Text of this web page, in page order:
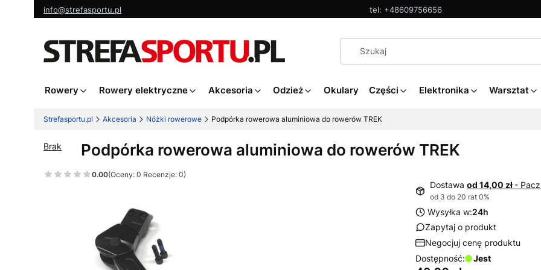
info@strefasportu.pl tel: +48609756656
Rowery Rowery elektryczne Akcesoria Odzież Okulary Części Elektronika Warsztat
Strefasportu.pl Akcesoria Nóżki rowerowe Podpórka rowerowa aluminiowa do rowerów TREK
Brak Podpórka rowerowa aluminiowa do rowerów TREK
0.00(Oceny: 0 Recenzje: 0)
Dostawa od 14,00 zł -
od 3 do 20 rat 0%
Wysyłka w:24h
Zapytaj o produkt
Negocjuj cenę produktu
Dostępność:
Jest